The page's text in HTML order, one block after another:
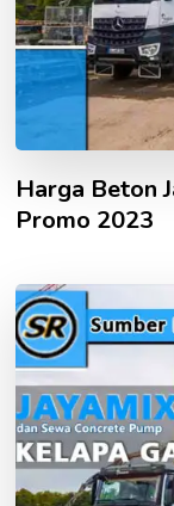
Harga Beton
Promo 2023